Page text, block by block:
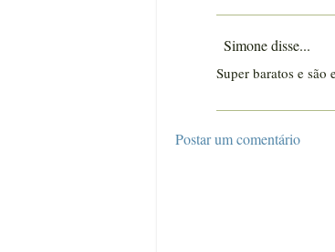
Simone disse...
Super baratos e
Postar um comentário